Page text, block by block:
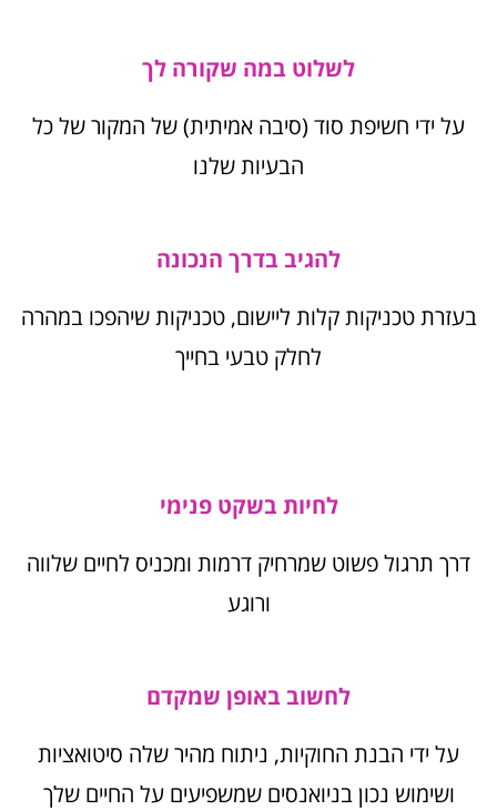
לשלוט במה שקורה לך
על ידי חשיפת סוד (סיבה אמיתית) של המקור של כל
הבעיות שלנו
להגיב בדרך הנכונה
בעזרת טכניקות קלות ליישום, טכניקות שיהפכו במהרה
לחלק טבעי בחייך
לחיות בשקט פנימי
דרך תרגול פשוט שמרחיק דרמות ומכניס לחיים שלווה
ורוגע
לחשוב באופן שמקדם
על ידי הבנת החוקיות, ניתוח מהיר שלה סיטואציות
ושימוש נכון בניואנסים שמשפיעים על החיים שלך